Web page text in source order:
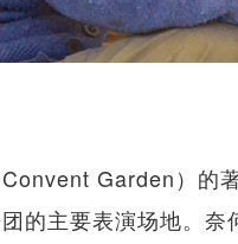
Garden）的
的主要表演场地。